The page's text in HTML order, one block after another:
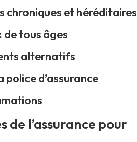
chroniques et héréditaires
tous âges
alternatifs
d’assurance
l’assurance pour